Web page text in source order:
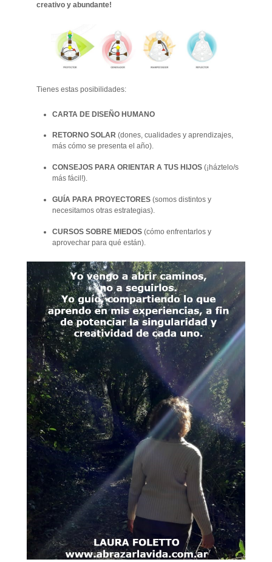
creativo y abundante!
Tienes estas posibilidades:
CARTA DE DISEÑO HUMANO
RETORNO SOLAR (dones, cualidades y aprendizajes,
más cómo se presenta el año).
CONSEJOS PARA ORIENTAR A TUS HIJOS (¡háztelo/s
más fácil!).
GUÍA PARA PROYECTORES (somos distintos y
necesitamos otras estrategias).
CURSOS SOBRE MIEDOS (cómo enfrentarlos y
aprovechar para qué están).